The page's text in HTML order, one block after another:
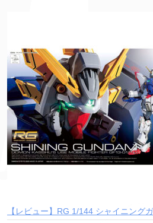
【レビュー】RG 1/144 シャイニング